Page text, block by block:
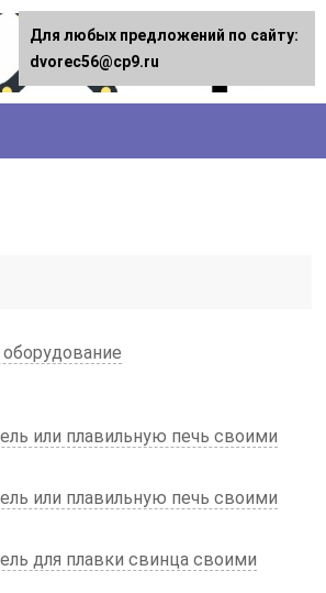
или плавильную печь своими
или плавильную печь своими
для плавки свинца своими
Для любых предложений по сайту:
dvorec56@cp9.ru